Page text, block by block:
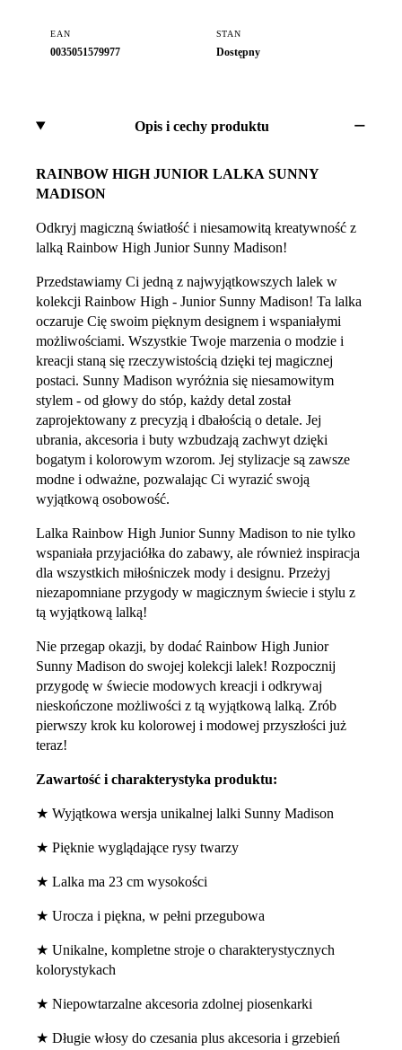
EAN
0035051579977
STAN
Dostępny
Opis i cechy produktu
RAINBOW HIGH JUNIOR LALKA SUNNY
MADISON
Odkryj magiczną światłość i niesamowitą kreatywność z
lalką Rainbow High Junior Sunny Madison!
Przedstawiamy Ci jedną z najwyjątkowszych lalek w
kolekcji Rainbow High - Junior Sunny Madison! Ta lalka
oczaruje Cię swoim pięknym designem i wspaniałymi
możliwościami. Wszystkie Twoje marzenia o modzie i
kreacji staną się rzeczywistością dzięki tej magicznej
postaci. Sunny Madison wyróżnia się niesamowitym
stylem - od głowy do stóp, każdy detal został
zaprojektowany z precyzją i dbałością o detale. Jej
ubrania, akcesoria i buty wzbudzają zachwyt dzięki
bogatym i kolorowym wzorom. Jej stylizacje są zawsze
modne i odważne, pozwalając Ci wyrazić swoją
wyjątkową osobowość.
Lalka Rainbow High Junior Sunny Madison to nie tylko
wspaniała przyjaciółka do zabawy, ale również inspiracja
dla wszystkich miłośniczek mody i designu. Przeżyj
niezapomniane przygody w magicznym świecie i stylu z
tą wyjątkową lalką!
Nie przegap okazji, by dodać Rainbow High Junior
Sunny Madison do swojej kolekcji lalek! Rozpocznij
przygodę w świecie modowych kreacji i odkrywaj
nieskończone możliwości z tą wyjątkową lalką. Zrób
pierwszy krok ku kolorowej i modowej przyszłości już
teraz!
Zawartość i charakterystyka produktu:
★ Wyjątkowa wersja unikalnej lalki Sunny Madison
★ Pięknie wyglądające rysy twarzy
★ Lalka ma 23 cm wysokości
★ Urocza i piękna, w pełni przegubowa
★ Unikalne, kompletne stroje o charakterystycznych
kolorystykach
★ Niepowtarzalne akcesoria zdolnej piosenkarki
★ Długie włosy do czesania plus akcesoria i grzebień